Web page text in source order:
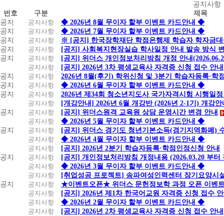
지
사
항
공지사항
번호
구분
제목
공지
공지사항
◆ 2026년 8월 무이자 할부 이벤트 카드안내 ◆
공지
공지사항
◆ 2026년 7월 무이자 할부 이벤트 카드안내 ◆
공지
공지사항
※ [공지] 한국장학재단 학점은행제 학습자 학자금
공지
공지사항
[공지] 사회복지현장실습 학사일정 안내 발송 방식
공지
공지사항
[공지] 위더스 개인정보처리방침 개정 안내
공지사항
[공지] 2026년 3차 평생교육사 자격증 신청 접수 안내
공지
공지사항
2026년 8월(후기) 학위신청 및 3분기 학습자등록·학
공지
공지사항
◆ 2026년 6월 무이자 할부 이벤트 카드안내 ◆
공지
공지사항
2026년 제34회 청소년지도사 국가자격시험 시행일
공지사항
[개강안내] 2026년 6월 개강반 (2026년 2-1기) 개강안
공지
공지사항
[공지] 위더스원격 교육원 상담 운영시간 변경 안내
공지사항
◆ 2026년 5월 무이자 할부 이벤트 카드안내 ◆
공지
공지사항
[공지] 위더스 경기도 청년기본소득(경기지역화폐)
공지사항
◆ 2026년 4월 무이자 할부 이벤트 카드안내 ◆
공지사항
[공지] 2026년 2분기 학습자등록·학점인정신청 안내
공지
공지사항
[공지] 개인정보처리방침 개정내용 (2026.03.20 부터
공지사항
◆ 2026년 3월 무이자 할부 이벤트 카드안내 ◆
공지사항
[취업성공 프로젝트] 송파여성인력센터 장기요양시
공지
공지사항
★이벤트오픈★ 위더스 문헌정보학 과정 오픈 이벤
공지사항
[공지] 2026년 제1차 한국어교원 자격증 신청 접수
공지사항
◆ 2026년 2월 무이자 할부 이벤트 카드안내 ◆
공지사항
[공지] 2026년 2차 평생교육사 자격증 신청 접수 안내